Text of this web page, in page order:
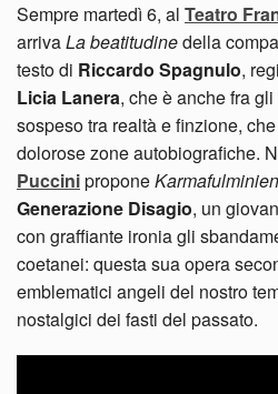
Sempre martedì 6, al Teatro
arrivaLa beatitudinedella
testo di Riccardo Spagnulo,
Licia Lanera, che è anche fra
sospeso tra realtà e finzione,
dolorose zone autobiografiche.
Puccinipropone
Generazione Disagio, un
con graffiante ironia gli
coetanei: questa sua opera
emblematici angeli del nostro
nostalgici dei fasti del passato.